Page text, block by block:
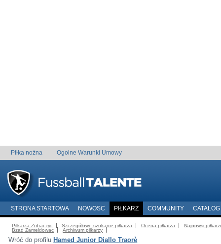
Piłka nożna Ogolne Warunki Umowy
STRONA STARTOWA NOWOSC PIŁKARZ COMMUNITY CATALOG
Piłkarza Zobaczyc Szczegółowe szukanie piłkarza Ocena piłkarza
Najnowsi
Bzad Zameldowac
Archiwum piłkarzy
Wróć do profilu Hamed Junior Diallo Traorè